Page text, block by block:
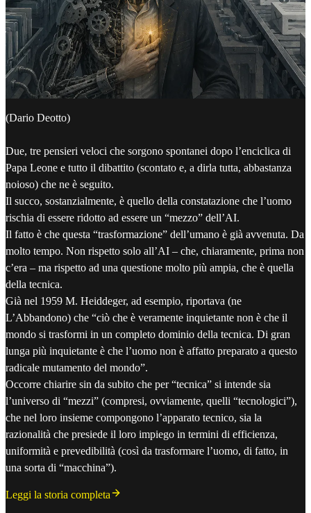
(Dario Deotto)
Due, tre pensieri veloci che sorgono spontanei dopo l’enciclica di
Papa Leone e tutto il dibattito (scontato e, a dirla tutta, abbastanza
noioso) che ne è seguito.
Il succo, sostanzialmente, è quello della constatazione che l’uomo
rischia di essere ridotto ad essere un “mezzo” dell’AI.
Il fatto è che questa “trasformazione” dell’umano è già avvenuta. Da
molto tempo. Non rispetto solo all’AI – che, chiaramente, prima non
c’era – ma rispetto ad una questione molto più ampia, che è quella
della tecnica.
Già nel 1959 M. Heiddeger, ad esempio, riportava (ne
L’Abbandono) che “ciò che è veramente inquietante non è che il
mondo si trasformi in un completo dominio della tecnica. Di gran
lunga più inquietante è che l’uomo non è affatto preparato a questo
radicale mutamento del mondo”.
Occorre chiarire sin da subito che per “tecnica” si intende sia
l’universo di “mezzi” (compresi, ovviamente, quelli “tecnologici”),
che nel loro insieme compongono l’apparato tecnico, sia la
razionalità che presiede il loro impiego in termini di efficienza,
uniformità e prevedibilità (così da trasformare l’uomo, di fatto, in
una sorta di “macchina”).
Leggi la storia completa